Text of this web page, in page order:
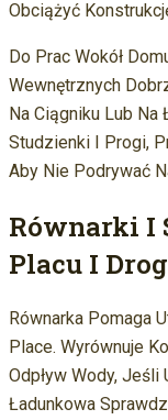
Obciążyć
Do Prac Wokół
Wewnętrznych
Na Ciągniku Lub Na
Studzienki I Progi,
Aby Nie Podrywać
Równarki I
Placu I
Równarka Pomaga
Place. Wyrównuje
Odpływ Wody,
Ładunkowa